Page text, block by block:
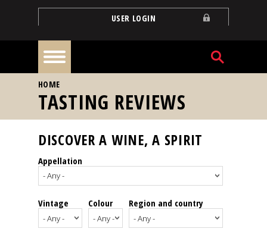
USER LOGIN
Home
Our
events
Spirits
YOU ARE HERE
HOME
TASTING REVIEWS
DISCOVER A WINE, A SPIRIT
Appellation
Vintage Colour Region and country